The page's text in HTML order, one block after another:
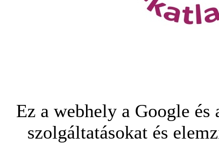
Ez a webhely a Google
szolgáltatásokat és